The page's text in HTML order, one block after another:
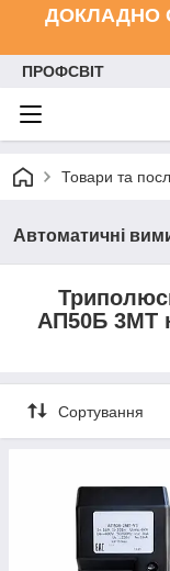
ДОКЛАДНО
ПРОФСВІТ
Товари та
Автоматичні
АП50Б 3МТ
Сортування